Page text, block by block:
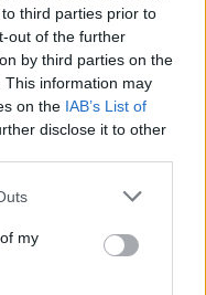
third parties prior to
out of the further
by third parties on the
This information may
on the IAB’s List of
disclose it to other
one or more Google
You may click to
third-party tags to
in below Google
my
németország képek